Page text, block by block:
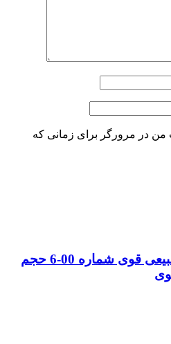
در مرورگر برای زمانی که
رنگ مو الوکسین سری طبیعی قوی شماره 00-6 حجم